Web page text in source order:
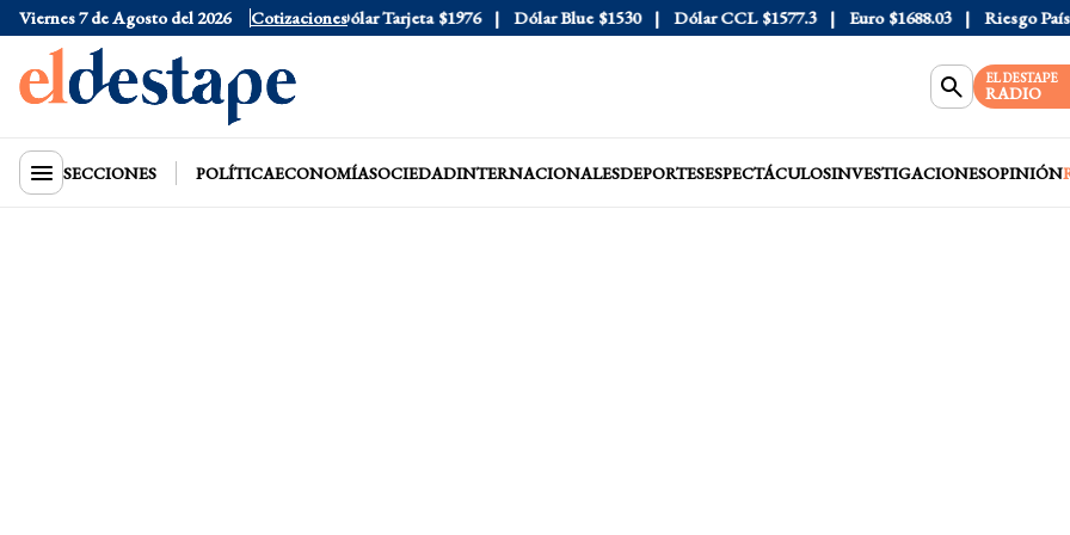
Viernes 7 de Agosto del 2026 Cotizaciones
Dólar Oficial $1520 Dólar Tarjeta $1976 Dólar Blue $1530 Dólar CCL $1577.3 Euro $1688.03 Riesgo País
EL DESTAPE
RADIO
SECCIONES POLÍTICAECONOMÍASOCIEDADINTERNACIONALESDEPORTESESPECTÁCULOSINVESTIGACIONESOPINIÓN